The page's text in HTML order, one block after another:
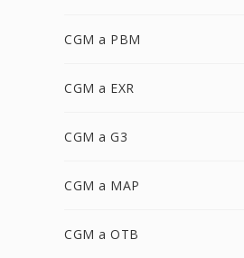
CGM a PBM
CGM a EXR
CGM a G3
CGM a MAP
CGM a OTB